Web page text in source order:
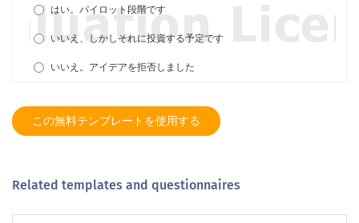
この無料テンプレートを使用する
Related templates and questionnaires